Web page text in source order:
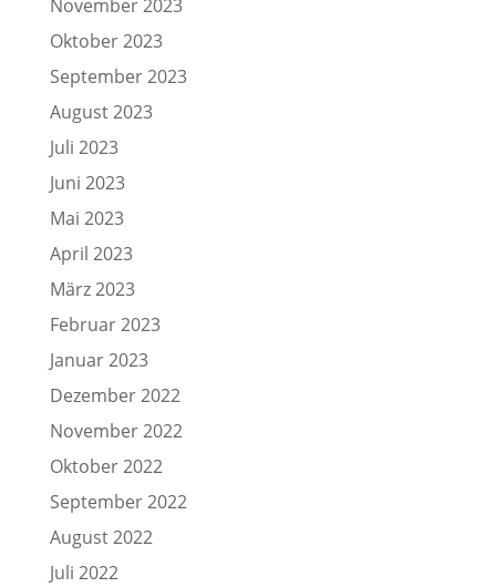
November 2023
Oktober 2023
September 2023
August 2023
Juli 2023
Juni 2023
Mai 2023
April 2023
März 2023
Februar 2023
Januar 2023
Dezember 2022
November 2022
Oktober 2022
September 2022
August 2022
Juli 2022